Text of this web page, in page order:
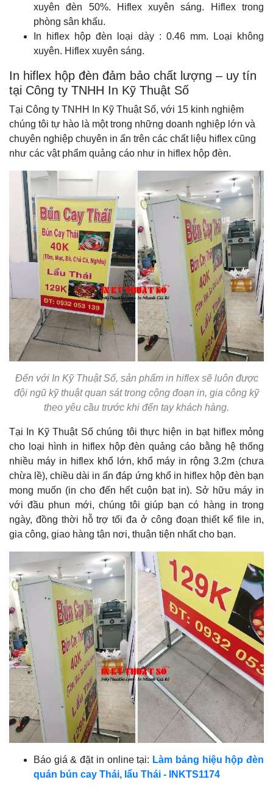
xuyên đèn 50%. Hiflex xuyên sáng. Hiflex trong
phòng sân khấu.
In hiflex hộp đèn loại dày : 0.46 mm. Loại không
xuyên. Hiflex xuyên sáng.
In hiflex hộp đèn đảm bảo chất lượng – uy tín
tại Công ty TNHH In Kỹ Thuật Số
Tại Công ty TNHH In Kỹ Thuật Số, với 15 kinh nghiệm
chúng tôi tự hào là một trong những doanh nghiệp lớn và
chuyên nghiệp chuyên in ấn trên các chất liệu hiflex cũng
như các vật phẩm quảng cáo như in hiflex hộp đèn.
Đến với In Kỹ Thuật Số, sản phẩm in hiflex sẽ luôn được
đội ngũ kỹ thuật quan sát trong cộng đoạn in, gia công kỹ
theo yêu cầu trước khi đến tay khách hàng.
Tại In Kỹ Thuật Số chúng tôi thực hiện in bạt hiflex mỏng
cho loại hình in hiflex hộp đèn quảng cáo bằng hệ thống
nhiều máy in hiflex khổ lớn, khổ máy in rộng 3.2m (chưa
chừa lề), chiều dài in ấn đáp ứng khổ in hiflex hộp đèn bạn
mong muốn (in cho đến hết cuộn bạt in). Sở hữu máy in
với đầu phun mới, chúng tôi giúp bạn có hàng in trong
ngày, đồng thời hỗ trợ tối đa ở công đoạn thiết kế file in,
gia công, giao hàng tận nơi, thuận tiện nhất cho bạn.
Báo giá & đặt in online tại: Làm bảng hiệu hộp đèn
quán bún cay Thái, lẩu Thái - INKTS1174